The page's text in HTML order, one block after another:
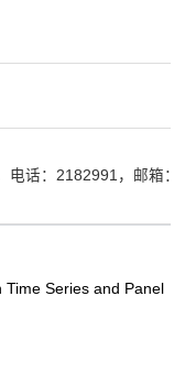
电话：2182991，邮箱
Series and Panel